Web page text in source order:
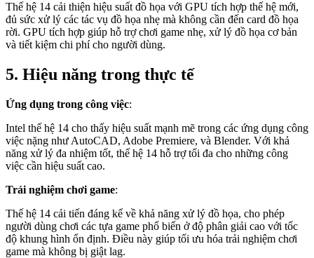
Thế hệ 14 cải thiện hiệu suất đồ họa với GPU tích hợp thế hệ mới,
đủ sức xử lý các tác vụ đồ họa nhẹ mà không cần đến card đồ họa
rời. GPU tích hợp giúp hỗ trợ chơi game nhẹ, xử lý đồ họa cơ bản
và tiết kiệm chi phí cho người dùng.
5. Hiệu năng trong thực tế
Ứng dụng trong công việc:
Intel thế hệ 14 cho thấy hiệu suất mạnh mẽ trong các ứng dụng công
việc nặng như AutoCAD, Adobe Premiere, và Blender. Với khả
năng xử lý đa nhiệm tốt, thế hệ 14 hỗ trợ tối đa cho những công
việc cần hiệu suất cao.
Trải nghiệm chơi game:
Thế hệ 14 cải tiến đáng kể về khả năng xử lý đồ họa, cho phép
người dùng chơi các tựa game phổ biến ở độ phân giải cao với tốc
độ khung hình ổn định. Điều này giúp tối ưu hóa trải nghiệm chơi
game mà không bị giật lag.